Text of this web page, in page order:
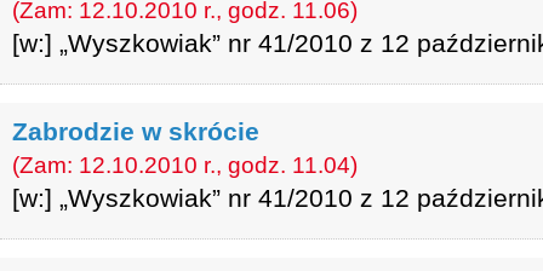
(Zam: 12.10.2010 r., godz. 11.06)
[w:] „Wyszkowiak” nr 41/2010 z 12
Zabrodzie w skrócie
(Zam: 12.10.2010 r., godz. 11.04)
[w:] „Wyszkowiak” nr 41/2010 z 12